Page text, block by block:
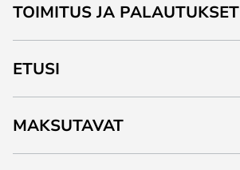
TOIMITUS JA PALAUTUKSET
ETUSI
MAKSUTAVAT